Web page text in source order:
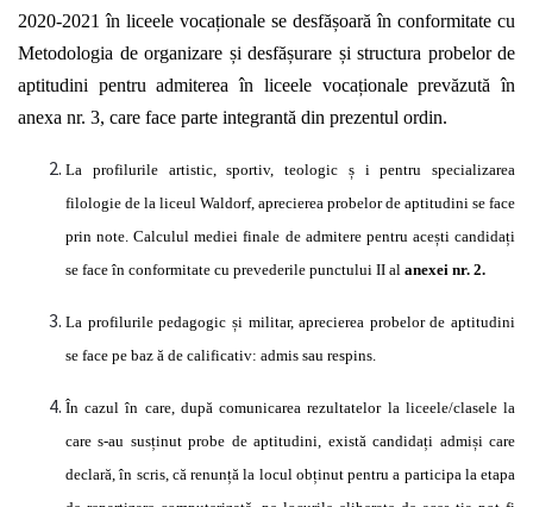
2020-2021în liceele vocaționale se desfășoară în conformitate cu
Metodologia de organizare și desfășurare și structura probelor de
aptitudini pentru admitereaîn liceele vocaționale prevăzută în
anexa nr. 3, care face parte integrantă din prezentul ordin.
La profilurile artistic, sportiv, teologic ș i pentru specializarea
filologie de la liceul Waldorf, aprecierea probelor de aptitudini se face
prin note. Calculul mediei finale de admitere pentru acești candidați
se faceîn conformitate cu prevederile punctului II al anexei nr. 2.
La profilurile pedagogic și militar, aprecierea probelor de aptitudini
se face pe baz ă de calificativ: admis sau respins.
Încazulîn care, dupăcomunicarea rezultatelor la liceele/clasele la
care s-au susținutprobe de aptitudini, există candidați admișicare
declară, în scris, că renunțăla locul obținut pentru a participa la etapa